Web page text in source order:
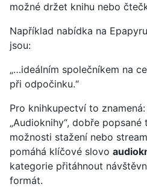
možné držet knihu nebo
Například nabídka na
jsou:
„…ideálním společníkem na
při odpočinku.“
Pro knihkupectví to
„Audioknihy“, dobře
možnosti stažení nebo
pomáhá klíčové slovo
kategorie přitáhnout
formát.